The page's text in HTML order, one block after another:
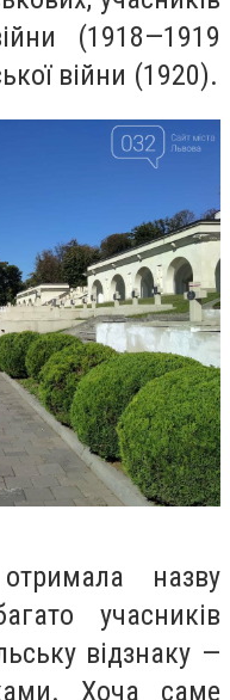
(1918—1919
війни (1920).
назву
учасників
відзнаку —
Хоча саме